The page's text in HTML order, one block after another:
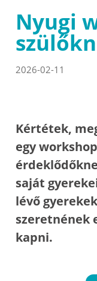
Nyugi
2026-02-11
Kértétek,
egy
saját
lévő
szeretnének
kapni.